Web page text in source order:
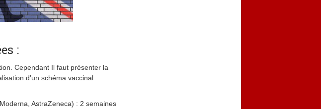
:
Cependant Il faut présenter la
d’un schéma vaccinal
AstraZeneca) : 2 semaines